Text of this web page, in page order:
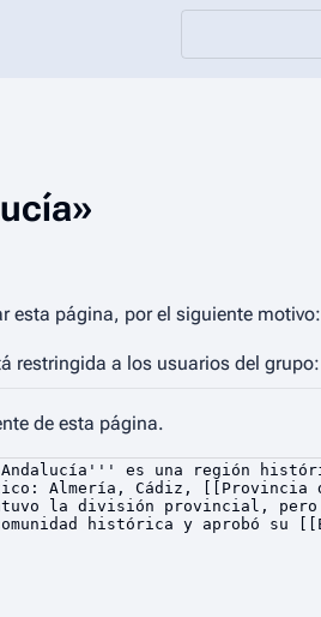
esta página, por el siguiente motivo:
restringida a los usuarios del grupo:
de esta página.